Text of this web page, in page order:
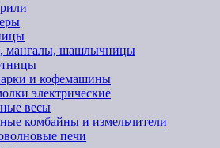
мангалы, шашлычницы
и кофемашины
электрические
весы
комбайны и измельчители
печи